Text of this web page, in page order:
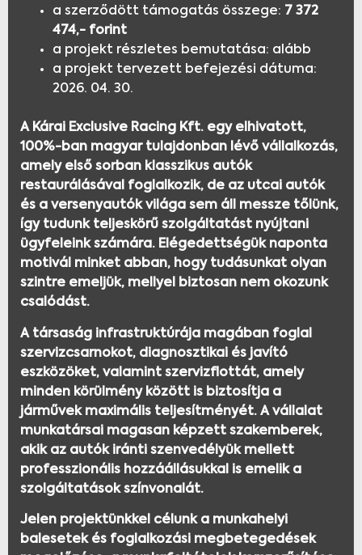
a szerződött támogatás összege: 7 372
474,- forint
a projekt részletes bemutatása: alább
a projekt tervezett befejezési dátuma:
2026. 04. 30.
A Kárai Exclusive Racing Kft. egy elhivatott,
100%-ban magyar tulajdonban lévő vállalkozás,
amely első sorban klasszikus autók
restaurálásával foglalkozik, de az utcai autók
és a versenyautók világa sem áll messze tőlünk,
így tudunk teljeskörű szolgáltatást nyújtani
ügyfeleink számára. Elégedettségük naponta
motivál minket abban, hogy tudásunkat olyan
szintre emeljük, mellyel biztosan nem okozunk
csalódást.
A társaság infrastruktúrája magában foglal
szervizcsarnokot, diagnosztikai és javító
eszközöket, valamint szervizflottát, amely
minden körülmény között is biztosítja a
járművek maximális teljesítményét. A vállalat
munkatársai magasan képzett szakemberek,
akik az autók iránti szenvedélyük mellett
professzionális hozzáállásukkal is emelik a
szolgáltatások színvonalát.
Jelen projektünkkel célunk a munkahelyi
balesetek és foglalkozási megbetegedések